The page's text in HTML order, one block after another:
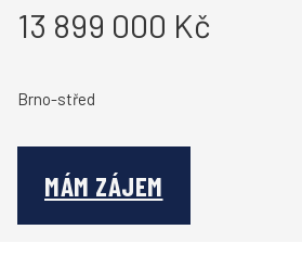
13 899 000 Kč
Brno-střed
MÁM ZÁJEM